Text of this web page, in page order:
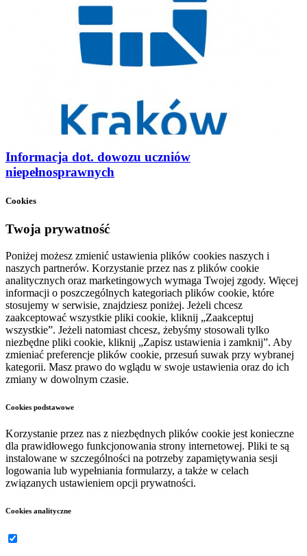
Informacja dot. dowozu uczniów
niepełnosprawnych
Cookies
Twoja prywatność
Poniżej możesz zmienić ustawienia plików cookies naszych i
naszych partnerów. Korzystanie przez nas z plików cookie
analitycznych oraz marketingowych wymaga Twojej zgody. Więcej
informacji o poszczególnych kategoriach plików cookie, które
stosujemy w serwisie, znajdziesz poniżej. Jeżeli chcesz
zaakceptować wszystkie pliki cookie, kliknij „Zaakceptuj
wszystkie”. Jeżeli natomiast chcesz, żebyśmy stosowali tylko
niezbędne pliki cookie, kliknij „Zapisz ustawienia i zamknij”. Aby
zmieniać preferencje plików cookie, przesuń suwak przy wybranej
kategorii. Masz prawo do wglądu w swoje ustawienia oraz do ich
zmiany w dowolnym czasie.
Cookies podstawowe
Korzystanie przez nas z niezbędnych plików cookie jest konieczne
dla prawidłowego funkcjonowania strony internetowej. Pliki te są
instalowane w szczególności na potrzeby zapamiętywania sesji
logowania lub wypełniania formularzy, a także w celach
związanych ustawieniem opcji prywatności.
Cookies analityczne